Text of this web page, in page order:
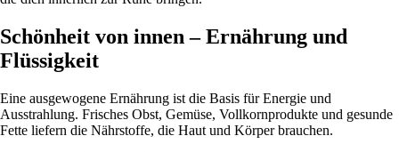
Schönheit von innen – Ernährung und
Flüssigkeit
Eine ausgewogene Ernährung ist die Basis für Energie und
Ausstrahlung. Frisches Obst, Gemüse, Vollkornprodukte und gesunde
Fette liefern die Nährstoffe, die Haut und Körper brauchen.